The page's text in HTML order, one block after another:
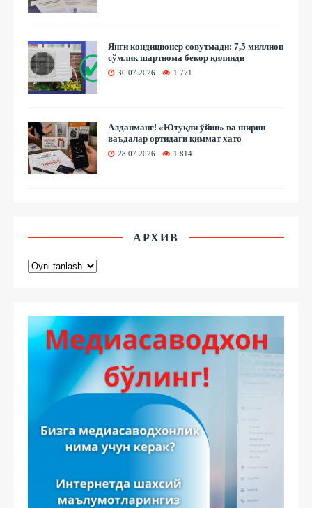
Янги кондиционер совутмади: 7,5 миллион
сўмлик шартнома бекор қилинди
30.07.2026 1 771
Алданманг! «Ютуқли ўйин» ва ширин
ваъдалар ортидаги қиммат хато
28.07.2026 1 814
АРХИВ